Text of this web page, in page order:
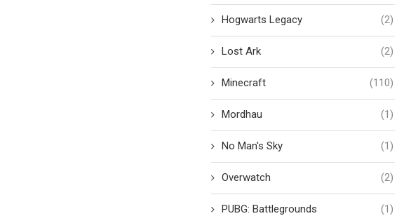
Hogwarts Legacy (2)
Lost Ark (2)
Minecraft (110)
Mordhau (1)
No Man's Sky (1)
Overwatch (2)
PUBG: Battlegrounds (1)